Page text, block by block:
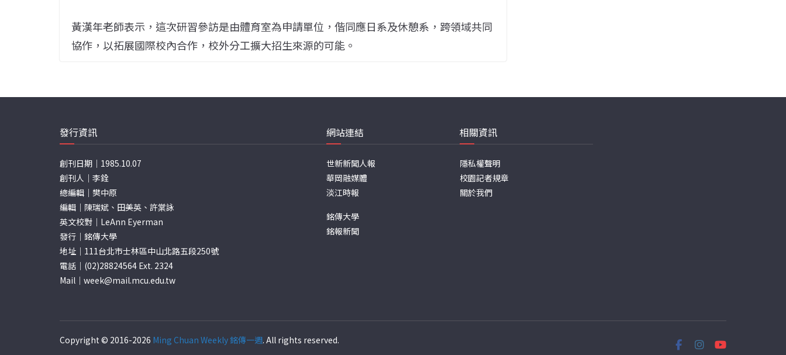
黃漢年老師表示，這次研習參訪是由體育室為申請單位，偕同應日系及休憩系，跨領域共同
協作，以拓展國際校內合作，校外分工擴大招生來源的可能。
發行資訊
創刊日期｜1985.10.07
創刊人｜李銓
總編輯｜樊中原
編輯｜陳瑞斌、田美英、許棠詠
英文校對｜LeAnn Eyerman
發行｜銘傳大學
地址｜111台北市士林區中山北路五段250號
電話｜(02)28824564 Ext. 2324
Mail｜ week@mail.mcu.edu.tw
網站連結
世新新聞人報
華岡融媒體
淡江時報
銘傳大學
銘報新聞
相關資訊
隱私權聲明
校園記者規章
關於我們
Copyright © 2016-2026 Ming Chuan Weekly 銘傳一週. All rights reserved.